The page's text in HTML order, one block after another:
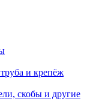
и крепёж
скобы и другие